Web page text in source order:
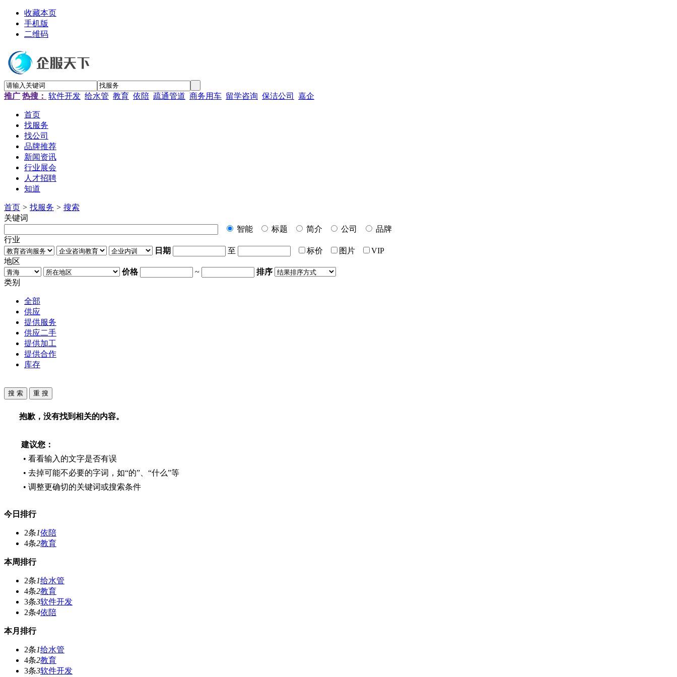
收藏本页
手机版
二维码
推广 热搜： 软件开发 给水管 教育 依陪 疏通管道 商务用车 留学咨询 保洁公司 嘉企
首页
找服务
找公司
品牌推荐
新闻资讯
行业展会
人才招聘
知道
首页 > 找服务 > 搜索
关键词
智能
标题 简介 公司
品牌
行业
日期
至 标价 图片
VIP
地区
价格
~
排序
类别
全部
供应
提供服务
供应二手
提供加工
提供合作
库存
抱歉，没有找到相关的内容。
建议您：
• 看看输入的文字是否有误
• 去掉可能不必要的字词，如“的”、“什么”等
• 调整更确切的关键词或搜索条件
今日排行
2条1依陪
4条2教育
本周排行
2条1给水管
4条2教育
3条3软件开发
2条4依陪
本月排行
2条1给水管
4条2教育
3条3软件开发